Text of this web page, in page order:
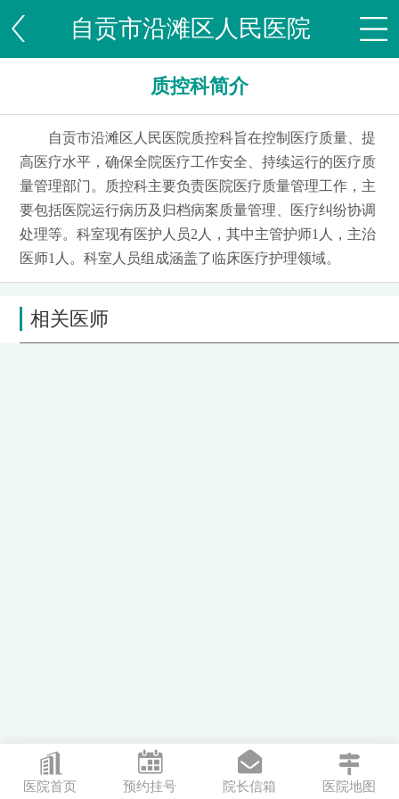
自贡市沿滩区人民医院
质控科简介
自贡市沿滩区人民医院质控科旨在控制医疗质量、提
高医疗水平，确保全院医疗工作安全、持续运行的医疗质
量管理部门。质控科主要负责医院医疗质量管理工作，主
要包括医院运行病历及归档病案质量管理、医疗纠纷协调
处理等。科室现有医护人员2人，其中主管护师1人，主治
医师1人。科室人员组成涵盖了临床医疗护理领域。
相关医师

医院首页

预约挂号

院长信箱

医院地图